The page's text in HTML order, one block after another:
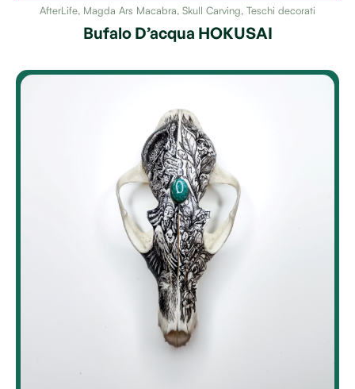
AfterLife, Magda Ars Macabra, Skull Carving, Teschi decorati
Bufalo D’acqua HOKUSAI